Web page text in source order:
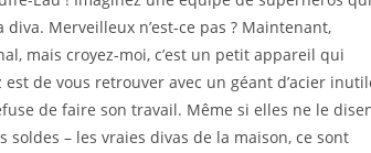
Merveilleux n’est-ce pas ? Maintenant,
mais croyez-moi, c’est un petit appareil qui
de vous retrouver avec un géant d’acier
de faire son travail. Même si elles ne le
– les vraies divas de la maison, ce sont